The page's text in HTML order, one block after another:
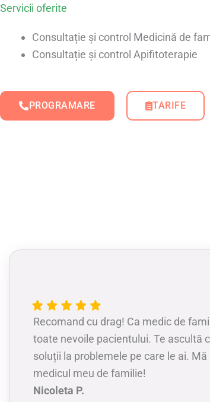
Servicii oferite
Consultație și control Medicină de
Consultație și control Apifitoterapie
PROGRAMARE TARIFE
Recomand cu drag! Ca medic de
toate nevoile pacientului. Te ascultă
soluții la problemele pe care le ai.
medicul meu de familie!
Nicoleta P.